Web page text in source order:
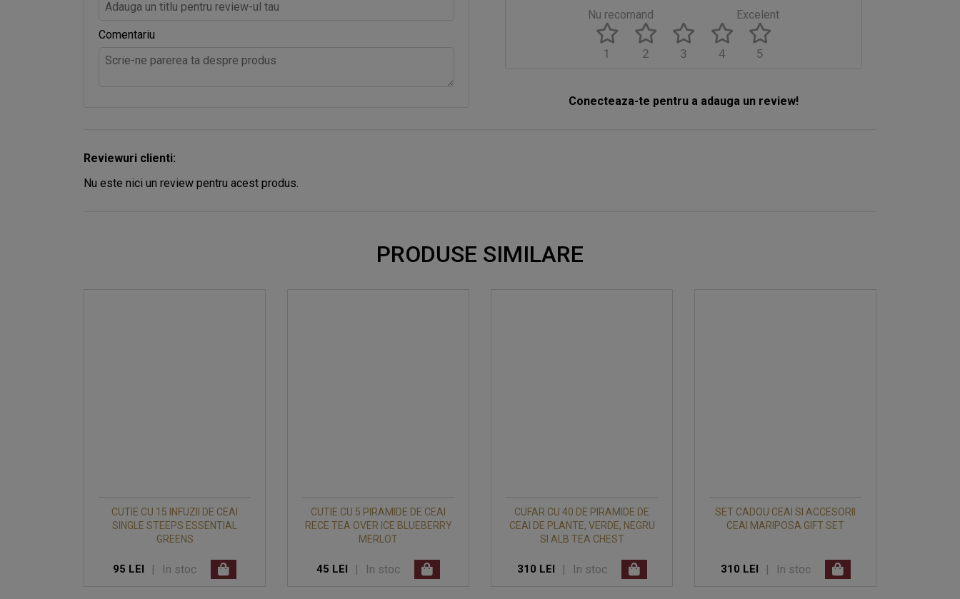
Comentariu
Nu recomand Excelent
5
4
3
2
1
Conecteaza-te pentru a adauga un review!
Reviewuri clienti:
Nu este nici un review pentru acest produs.
PRODUSE SIMILARE
CUTIE CU 15 INFUZII DE CEAI
SINGLE STEEPS ESSENTIAL
GREENS
95 LEI | In stoc
CUTIE CU 5 PIRAMIDE DE CEAI
RECE TEA OVER ICE BLUEBERRY
MERLOT
45 LEI | In stoc
CUFAR CU 40 DE PIRAMIDE DE
CEAI DE PLANTE, VERDE, NEGRU
SI ALB TEA CHEST
310 LEI | In stoc
SET CADOU CEAI SI ACCESORII
CEAI MARIPOSA GIFT SET
310 LEI | In stoc